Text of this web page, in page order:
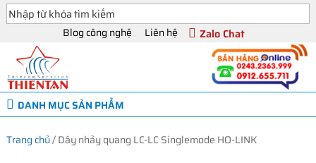
Blog công nghệ Liên hệ Zalo Chat
DANH MỤC SẢN PHẨM
Trang chủ/Dây nhảy quang LC-LC Singlemode HO-LINK